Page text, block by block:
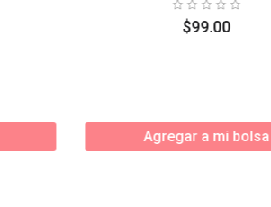
$99.00
Agregar a mi bolsa